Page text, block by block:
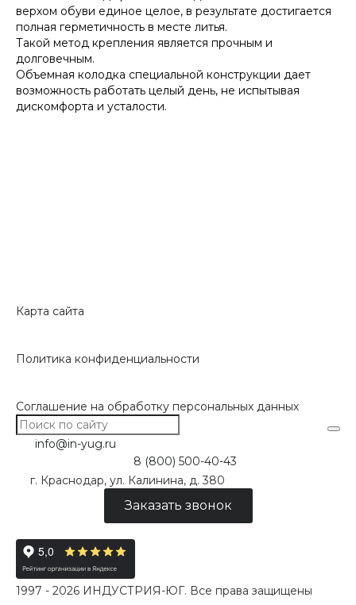
верхом обуви единое целое, в результате достигается
полная герметичность в месте литья.
Такой метод крепления является прочным и
долговечным.
Объемная колодка специальной конструкции дает
возможность работать целый день, не испытывая
дискомфорта и усталости.
Карта сайта
Политика конфиденциальности
Соглашение на обработку персональных данных
info@in-yug.ru
8 (800) 500-40-43
г. Краснодар, ул. Калинина, д. 380
Заказать звонок
1997 - 2026 ИНДУСТРИЯ-ЮГ. Все права защищены